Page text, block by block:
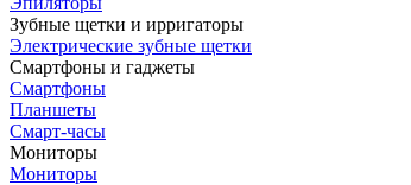
Зубные щетки и ирригаторы
Электрические зубные щетки
Смартфоны и гаджеты
Смартфоны
Планшеты
Смарт-часы
Мониторы
Мониторы